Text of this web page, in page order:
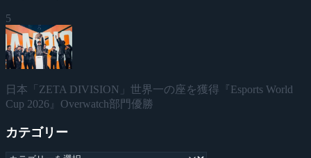
5
日本「ZETA DIVISION」世界一の座を獲得『Esports World
Cup 2026』Overwatch部門優勝
カテゴリー